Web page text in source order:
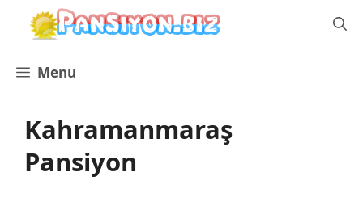
İçeriğe
Menu
Kahramanmaraş
Pansiyon